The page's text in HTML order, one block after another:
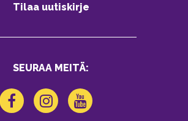
Tilaa uutiskirje
SEURAA MEITÄ: